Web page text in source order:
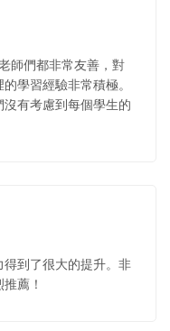
師們都非常友善，對
學習經驗非常積極。
有考慮到每個學生的
到了很大的提升。非
薦！